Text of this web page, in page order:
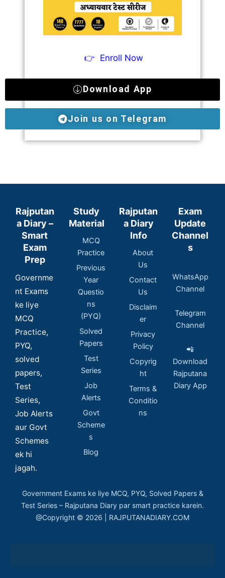
👉 Enroll Now
Download App
Join us on Telegram
Rajputan
a Diary –
Smart
Exam
Prep
Governme
nt Exams
ke liye
MCQ
Practice,
PYQ,
solved
papers,
Test
Series,
Job Alerts
aur Govt
Schemes
ek hi
jagah.
Study
Material
MCQ
Practice
Previous
Year
Questio
ns
(PYQ)
Solved
Papers
Test
Series
Job
Alerts
Govt
Scheme
s
Blog
Rajputan
a Diary
Info
About
Us
Contact
Us
Disclaim
er
Privacy
Policy
Copyrig
ht
Terms &
Conditio
ns
Exam
Update
Channel
s
WhatsApp
Channel
Telegram
Channel
📲
Download
Rajputana
Diary App
Government Exams ke liye MCQ, PYQ, Solved Papers &
Test Series – Rajputana Diary par smart practice karein.
@Copyright © 2026 | RAJPUTANADIARY.COM